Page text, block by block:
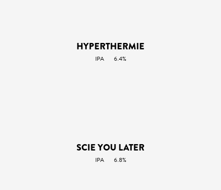
HYPERTHERMIE
IPA 6.4%
SCIE YOU LATER
IPA 6.8%